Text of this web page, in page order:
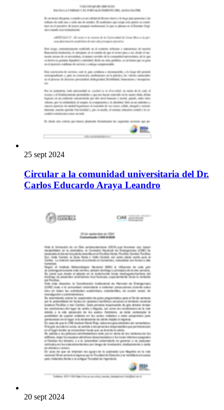
25 sept 2024
Circular a la comunidad universitaria del Dr.
Carlos Educardo Araya Leandro
20 sept 2024